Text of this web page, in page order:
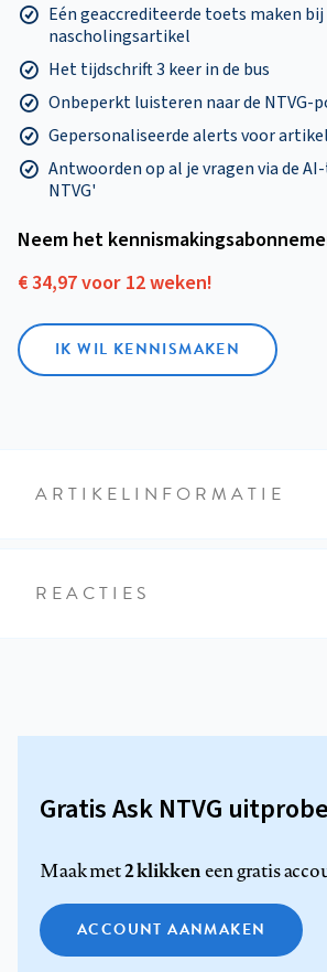
Eén geaccrediteerde toets maken bij
nascholingsartikel
Het tijdschrift 3 keer in de bus
Onbeperkt luisteren naar de NTVG-
Gepersonaliseerde alerts voor
Antwoorden op al je vragen via de
NTVG'
Neem het
€ 34,97 voor 12 weken!
IK WIL KENNISMAKEN
ARTIKELINFORMATIE
REACTIES
Gratis Ask NTVG
Maak met2 klikkeneen gratis
ACCOUNT AANMAKEN